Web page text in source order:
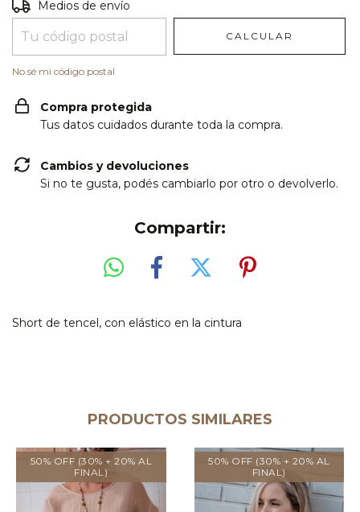
Entregas para el CP:
Medios de envío
CALCULAR
No sé mi código postal
Compra protegida
Tus datos cuidados durante toda la compra.
Cambios y devoluciones
Si no te gusta, podés cambiarlo por otro o devolverlo.
Compartir:
Short de tencel, con elástico en la cintura
PRODUCTOS SIMILARES
50% OFF (30% + 20% AL
FINAL)
50% OFF (30% + 20% AL
FINAL)